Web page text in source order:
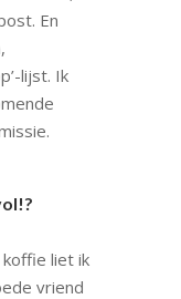
En
lijst. Ik
liet ik
vriend